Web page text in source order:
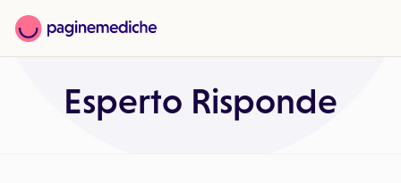
Esperto Risponde